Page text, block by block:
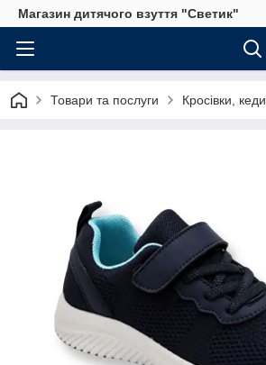
Магазин дитячого взуття "Светик"
Товари та послуги Кросівки, кеди